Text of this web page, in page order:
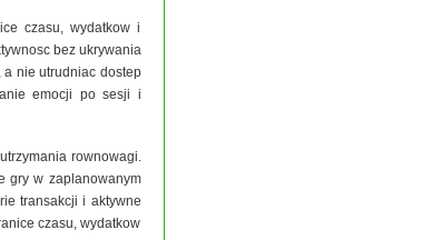
czasu, wydatkow i
bez ukrywania
a nie utrudniac dostep
emocji po sesji i
rownowagi.
gry w zaplanowanym
transakcji i aktywne
czasu, wydatkow